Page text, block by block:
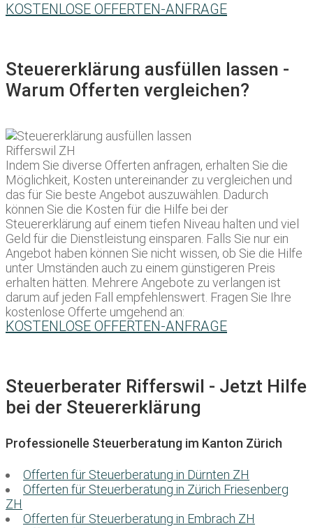
KOSTENLOSE OFFERTEN-ANFRAGE
Steuererklärung ausfüllen lassen -
Warum Offerten vergleichen?
Indem Sie diverse Offerten anfragen, erhalten Sie die
Möglichkeit, Kosten untereinander zu vergleichen und
das für Sie beste Angebot auszuwählen. Dadurch
können Sie die Kosten für die Hilfe bei der
Steuererklärung auf einem tiefen Niveau halten und viel
Geld für die Dienstleistung einsparen. Falls Sie nur ein
Angebot haben können Sie nicht wissen, ob Sie die Hilfe
unter Umständen auch zu einem günstigeren Preis
erhalten hätten. Mehrere Angebote zu verlangen ist
darum auf jeden Fall empfehlenswert. Fragen Sie Ihre
kostenlose Offerte umgehend an:
KOSTENLOSE OFFERTEN-ANFRAGE
Steuerberater Rifferswil - Jetzt Hilfe
bei der Steuererklärung
Professionelle Steuerberatung im Kanton Zürich
Offerten für Steuerberatung in Dürnten ZH
Offerten für Steuerberatung in Zürich Friesenberg
ZH
Offerten für Steuerberatung in Embrach ZH